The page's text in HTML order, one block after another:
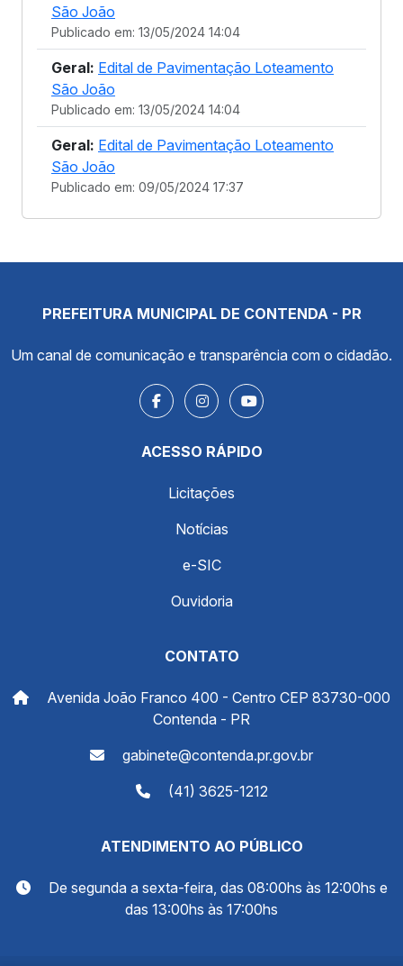
São João
Publicado em: 13/05/2024 14:04
Geral: Edital de Pavimentação Loteamento
São João
Publicado em: 13/05/2024 14:04
Geral: Edital de Pavimentação Loteamento
São João
Publicado em: 09/05/2024 17:37
PREFEITURA MUNICIPAL DE CONTENDA - PR
Um canal de comunicação e transparência com o cidadão.
ACESSO RÁPIDO
Licitações
Notícias
e-SIC
Ouvidoria
CONTATO
Avenida João Franco 400 - Centro CEP 83730-000
Contenda - PR
gabinete@contenda.pr.gov.br
(41) 3625-1212
ATENDIMENTO AO PÚBLICO
De segunda a sexta-feira, das 08:00hs às 12:00hs e
das 13:00hs às 17:00hs